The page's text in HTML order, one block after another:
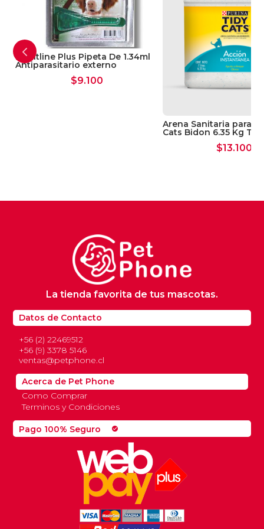
Frontline Plus Pipeta De 1.34ml
Antiparasitario externo
$9.100
Arena Sanitaria para
Cats Bidon 6.35 Kg
$13.100
Pago 100% Seguro check_circle
Datos de Contacto
+56 (2) 22469512
+56 (9) 3378 5146
ventas@petphone.cl
La tienda favorita de tus mascotas.
Acerca de Pet Phone
Como Comprar
Terminos y Condiciones